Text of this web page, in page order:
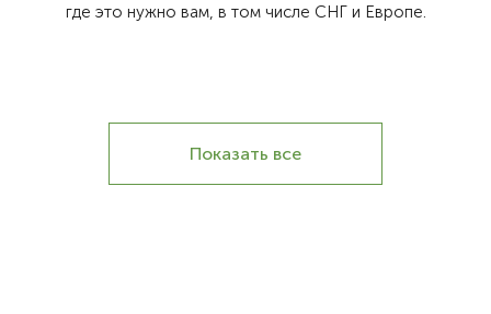
где это нужно вам, в том числе СНГ и Европе.
Показать все